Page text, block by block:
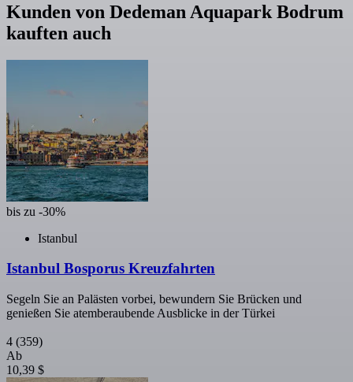
Kunden von Dedeman Aquapark Bodrum
kauften auch
bis zu -30%
Istanbul
Istanbul Bosporus Kreuzfahrten
Segeln Sie an Palästen vorbei, bewundern Sie Brücken und
genießen Sie atemberaubende Ausblicke in der Türkei
4 (359)
Ab
10,39 $